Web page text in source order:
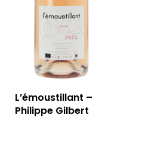
L’émoustillant –
Philippe Gilbert